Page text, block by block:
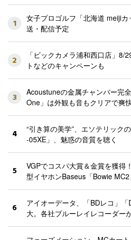
1
女子プロゴルフ「北海道 meiji
送・配信予定
2
「ビックカメラ浦和西口店」
トなどのキャンペーンも
3
Acoustuneの金属チャンバー完
One」は外観も音もクリアで爽
4
“引き算の美学”、エソテリック
-05XE」、魅惑の音質を聴く
5
VGPでコスパ大賞＆金賞を獲得
型イヤホンBaseus「Bowie MC2
6
アイオーデータ、「BDレコ」
大。各社ブルーレイレコーダー